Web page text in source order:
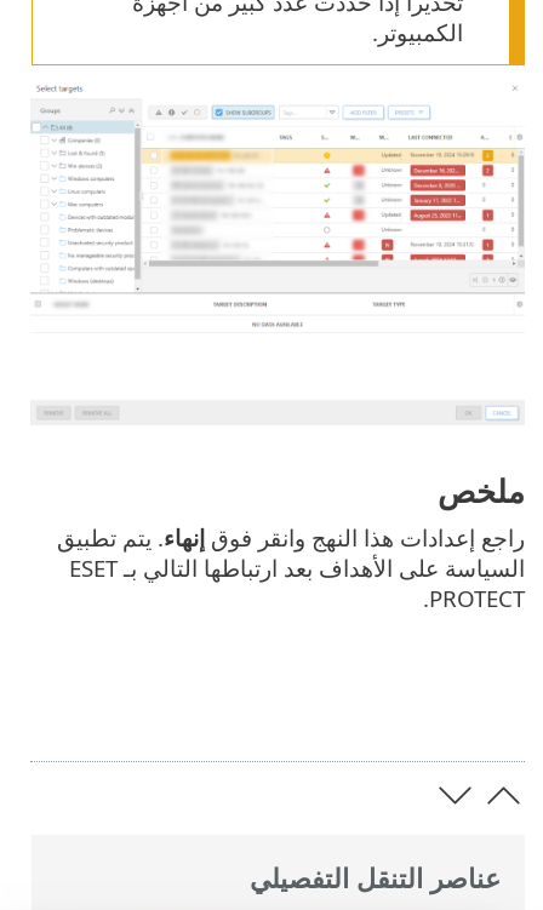
عناصر التنقل التفصيلي
الكمبيوتر.
ملخص
راجع إعدادات هذا النهج وانقر فوق إنهاء. يتم تطبيق
السياسة على الأهداف بعد ارتباطها التالي بـ ESET
PROTECT.